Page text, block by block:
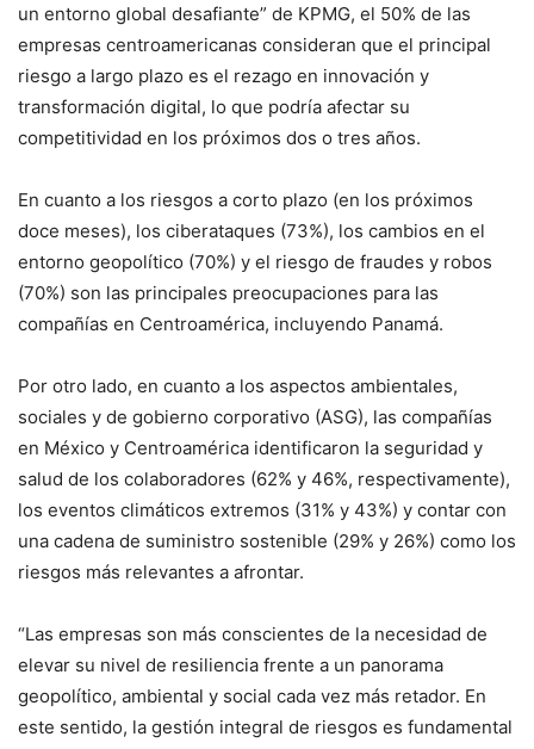
un entorno global desafiante” de KPMG, el 50% de las
empresas centroamericanas consideran que el principal
riesgo a largo plazo es el rezago en innovación y
transformación digital, lo que podría afectar su
competitividad en los próximos dos o tres años.
En cuanto a los riesgos a corto plazo (en los próximos
doce meses), los ciberataques (73%), los cambios en el
entorno geopolítico (70%) y el riesgo de fraudes y robos
(70%) son las principales preocupaciones para las
compañías en Centroamérica, incluyendo Panamá.
Por otro lado, en cuanto a los aspectos ambientales,
sociales y de gobierno corporativo (ASG), las compañías
en México y Centroamérica identificaron la seguridad y
salud de los colaboradores (62% y 46%, respectivamente),
los eventos climáticos extremos (31% y 43%) y contar con
una cadena de suministro sostenible (29% y 26%) como los
riesgos más relevantes a afrontar.
“Las empresas son más conscientes de la necesidad de
elevar su nivel de resiliencia frente a un panorama
geopolítico, ambiental y social cada vez más retador. En
este sentido, la gestión integral de riesgos es fundamental